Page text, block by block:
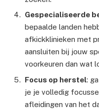
Gespecialiseerde
bepaalde landen
afkickklinieken met
aansluiten bij jouw
voorkeuren dan wat
Focus op herstel:
je je volledig
afleidingen van het